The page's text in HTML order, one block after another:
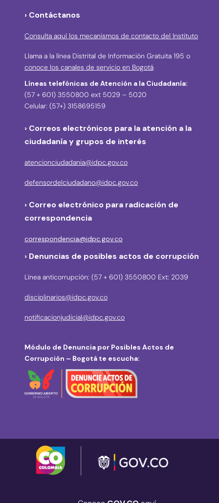
› Contáctanos
Consulta aquí los mecanismos de contacto del Instituto
Llama a la línea Distrital de Información Gratuita 195 o
conoce los canales de servicio en Bogotá
Líneas telefónicas de Atención a la Ciudadanía:
(57 + 601) 3550800 ext 5029 – 5020
Celular: (57+) 3158695159
› Correos electrónicos para la atención a la
ciudadanía y grupos de interés
atencionciudadania@idpc.gov.co
defensordelciudadano@idpc.gov.co
› Correo electrónico para radicación de
correspondencia
correspondencia@idpc.gov.co
› Denuncias de posibles actos de corrupción
Línea anticorrupción: (57 + 601) 3550800 Ext: 2039
disciplinarios@idpc.gov.co
notificacionjudicial@idpc.gov.co
Módulo de Denuncia por Posibles Actos de
Corrupción – Bogotá te escucha: